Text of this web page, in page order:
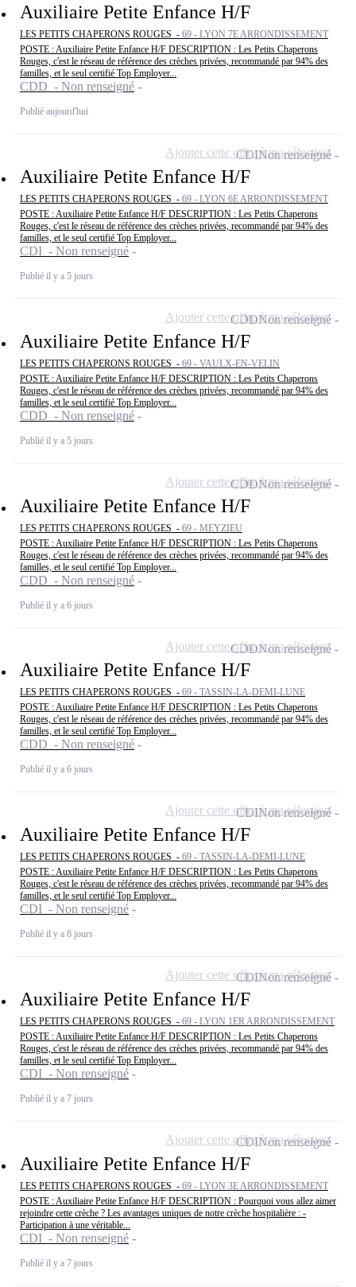
Auxiliaire Petite Enfance H/F
LES PETITS CHAPERONS ROUGES - 69 - LYON 7E ARRONDISSEMENT
POSTE : Auxiliaire Petite Enfance H/F DESCRIPTION : Les Petits Chaperons
Rouges, c'est le réseau de référence des crèches privées, recommandé par 94% des
familles, et le seul certifié Top Employer...
CDD - Non renseigné
Publié aujourd'hui
Auxiliaire Petite Enfance H/F
LES PETITS CHAPERONS ROUGES - 69 - LYON 6E ARRONDISSEMENT
POSTE : Auxiliaire Petite Enfance H/F DESCRIPTION : Les Petits Chaperons
Rouges, c'est le réseau de référence des crèches privées, recommandé par 94% des
familles, et le seul certifié Top Employer...
CDI - Non renseigné
Publié il y a 5 jours
CDINon renseigné
Ajouter cette offre à ma sélection
Auxiliaire Petite Enfance H/F
LES PETITS CHAPERONS ROUGES - 69 - VAULX-EN-VELIN
POSTE : Auxiliaire Petite Enfance H/F DESCRIPTION : Les Petits Chaperons
Rouges, c'est le réseau de référence des crèches privées, recommandé par 94% des
familles, et le seul certifié Top Employer...
CDD - Non renseigné
Publié il y a 5 jours
CDDNon renseigné
Ajouter cette offre à ma sélection
Auxiliaire Petite Enfance H/F
LES PETITS CHAPERONS ROUGES - 69 - MEYZIEU
POSTE : Auxiliaire Petite Enfance H/F DESCRIPTION : Les Petits Chaperons
Rouges, c'est le réseau de référence des crèches privées, recommandé par 94% des
familles, et le seul certifié Top Employer...
CDD - Non renseigné
Publié il y a 6 jours
CDDNon renseigné
Ajouter cette offre à ma sélection
Auxiliaire Petite Enfance H/F
LES PETITS CHAPERONS ROUGES - 69 - TASSIN-LA-DEMI-LUNE
POSTE : Auxiliaire Petite Enfance H/F DESCRIPTION : Les Petits Chaperons
Rouges, c'est le réseau de référence des crèches privées, recommandé par 94% des
familles, et le seul certifié Top Employer...
CDD - Non renseigné
Publié il y a 6 jours
CDDNon renseigné
Ajouter cette offre à ma sélection
Auxiliaire Petite Enfance H/F
LES PETITS CHAPERONS ROUGES - 69 - TASSIN-LA-DEMI-LUNE
POSTE : Auxiliaire Petite Enfance H/F DESCRIPTION : Les Petits Chaperons
Rouges, c'est le réseau de référence des crèches privées, recommandé par 94% des
familles, et le seul certifié Top Employer...
CDI - Non renseigné
Publié il y a 6 jours
CDINon renseigné
Ajouter cette offre à ma sélection
Auxiliaire Petite Enfance H/F
LES PETITS CHAPERONS ROUGES - 69 - LYON 1ER ARRONDISSEMENT
POSTE : Auxiliaire Petite Enfance H/F DESCRIPTION : Les Petits Chaperons
Rouges, c'est le réseau de référence des crèches privées, recommandé par 94% des
familles, et le seul certifié Top Employer...
CDI - Non renseigné
Publié il y a 7 jours
CDINon renseigné
Ajouter cette offre à ma sélection
Auxiliaire Petite Enfance H/F
LES PETITS CHAPERONS ROUGES - 69 - LYON 3E ARRONDISSEMENT
POSTE : Auxiliaire Petite Enfance H/F DESCRIPTION : Pourquoi vous allez aimer
rejoindre cette crèche ? Les avantages uniques de notre crèche hospitalière : -
Participation à une véritable...
CDI - Non renseigné
Publié il y a 7 jours
CDINon renseigné
Ajouter cette offre à ma sélection